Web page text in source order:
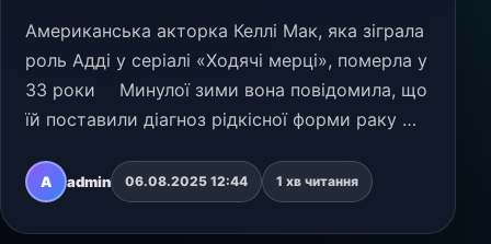
Американська акторка Келлі Мак, яка зіграла
роль Адді у серіалі «Ходячі мерці», померла у
33 роки ⠀ Минулої зими вона повідомила, що
їй поставили діагноз рідкісної форми раку —
на сторінці Мак в Instagram.
A admin 06.08.2025 12:44 1 хв читання